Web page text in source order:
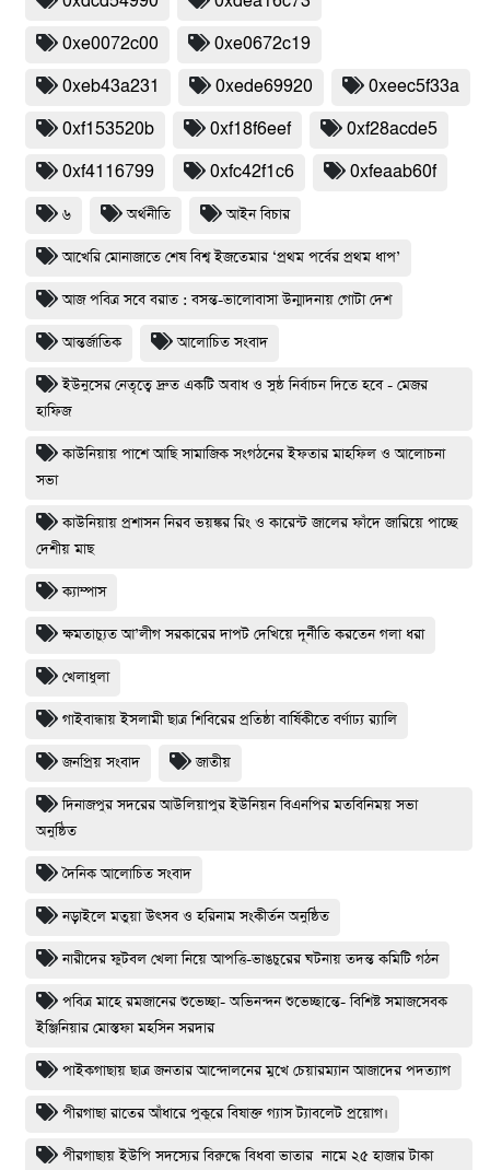
0xe0072c00 0xe0672c19
0xeb43a231 0xede69920 0xeec5f33a
0xf153520b 0xf18f6eef 0xf28acde5
0xf4116799 0xfc42f1c6 0xfeaab60f
৬ অর্থনীতি আইন বিচার
আখেরি মোনাজাতে শেষ বিশ্ব ইজতেমার ‘প্রথম পর্বের প্রথম ধাপ’
আজ পবিত্র সবে বরাত : বসন্ত-ভালোবাসা উন্মাদনায় গোটা দেশ
আন্তর্জাতিক আলোচিত সংবাদ
ইউনুসের নেতৃত্বে দ্রুত একটি অবাধ ও সুষ্ঠ নির্বাচন দিতে হবে - মেজর
হাফিজ
কাউনিয়ায় পাশে আছি সামাজিক সংগঠনের ইফতার মাহফিল ও আলোচনা
সভা
কাউনিয়ায় প্রশাসন নিরব ভয়ঙ্কর রিং ও কারেন্ট জালের ফাঁদে জারিয়ে পাচ্ছে
দেশীয় মাছ
ক্যাম্পাস
ক্ষমতাচ্যুত আ’লীগ সরকারের দাপট দেখিয়ে দূর্নীতি করতেন গলা ধরা
খেলাধুলা
গাইবান্ধায় ইসলামী ছাত্র শিবিরের প্রতিষ্ঠা বার্ষিকীতে বর্ণাঢ্য র‌্যালি
জনপ্রিয় সংবাদ জাতীয়
দিনাজপুর সদরের আউলিয়াপুর ইউনিয়ন বিএনপির মতবিনিময় সভা
অনুষ্ঠিত
দৈনিক আলোচিত সংবাদ
নড়াইলে মতুয়া উৎসব ও হরিনাম সংকীর্তন অনুষ্ঠিত
নারীদের ফুটবল খেলা নিয়ে আপত্তি-ভাঙচুরের ঘটনায় তদন্ত কমিটি গঠন
পবিত্র মাহে রমজানের শুভেচ্ছা- অভিনন্দন শুভেচ্ছান্তে- বিশিষ্ট সমাজসেবক
ইঞ্জিনিয়ার মোস্তফা মহসিন সরদার
পাইকগাছায় ছাত্র জনতার আন্দোলনের মুখে চেয়ারম্যান আজাদের পদত্যাগ
পীরগাছা রাতের আঁধারে পুকুরে বিষাক্ত গ্যাস ট্যাবলেট প্রয়োগ।
পীরগাছায় ইউপি সদস্যের বিরুদ্ধে বিধবা ভাতার নামে ২৫ হাজার টাকা